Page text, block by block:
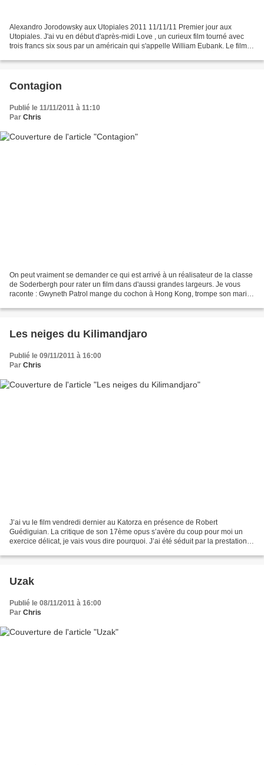
Alexandro Jorodowsky aux Utopiales 2011 11/11/11 Premier jour aux
Utopiales. J'ai vu en début d'après-midi Love , un curieux film tourné avec
trois francs six sous par un américain qui s'appelle William Eubank. Le film
Contagion
Publié le 11/11/2011 à 11:10
Par Chris
On peut vraiment se demander ce qui est arrivé à un réalisateur de la classe
de Soderbergh pour rater un film dans d'aussi grandes largeurs. Je vous
raconte : Gwyneth Patrol mange du cochon à Hong Kong, trompe son mari et
Les neiges du Kilimandjaro
Publié le 09/11/2011 à 16:00
Par Chris
J’ai vu le film vendredi dernier au Katorza en présence de Robert
Guédiguian. La critique de son 17ème opus s’avère du coup pour moi un
exercice délicat, je vais vous dire pourquoi. J’ai été séduit par la prestation
Uzak
Publié le 08/11/2011 à 16:00
Par Chris